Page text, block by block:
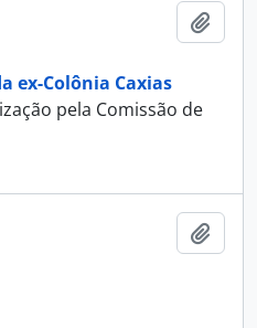
ex-Colônia Caxias
pela Comissão de